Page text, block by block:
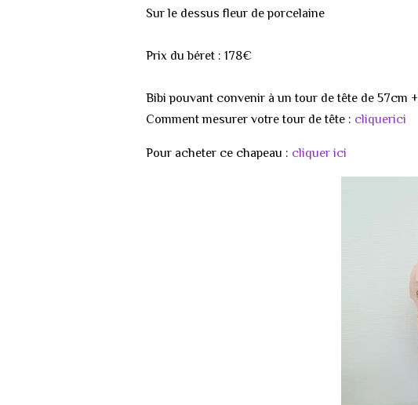
Sur le dessus fleur de porcelaine
Prix du béret : 178€
Bibi pouvant convenir à un tour de tête de 57cm
Comment mesurer votre tour de tête : cliquerici
Pour acheter ce chapeau : cliquer ici